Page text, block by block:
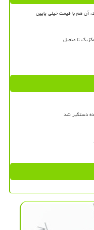
تا منجیل